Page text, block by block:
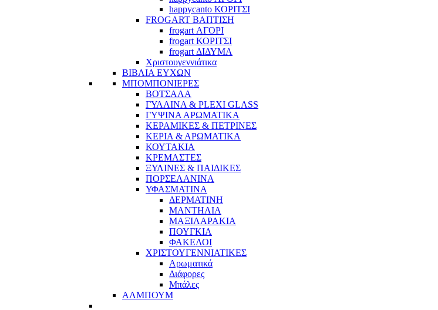
happycanto ΚΟΡΙΤΣΙ
FROGART ΒΑΠΤΙΣΗ
frogart ΑΓΟΡΙ
frogart ΚΟΡΙΤΣΙ
frogart ΔΙΔΥΜΑ
Χριστουγεννιάτικα
ΒΙΒΛΙΑ ΕΥΧΩΝ
ΜΠΟΜΠΟΝΙΕΡΕΣ
ΒΟΤΣΑΛΑ
ΓΥΑΛΙΝΑ & PLEXI GLASS
ΓΥΨΙΝΑ ΑΡΩΜΑΤΙΚΑ
ΚΕΡΑΜΙΚΕΣ & ΠΕΤΡΙΝΕΣ
ΚΕΡΙΑ & ΑΡΩΜΑΤΙΚΑ
ΚΟΥΤΑΚΙΑ
ΚΡΕΜΑΣΤΕΣ
ΞΥΛΙΝΕΣ & ΠΑΙΔΙΚΕΣ
ΠΟΡΣΕΛΑΝΙΝΑ
ΥΦΑΣΜΑΤΙΝA
ΔΕΡΜΑΤΙΝΗ
ΜΑΝΤΗΛΙΑ
ΜΑΞΙΛΑΡΑΚΙΑ
ΠΟΥΓΚΙΑ
ΦΑΚΕΛΟΙ
ΧΡΙΣΤΟΥΓΕΝΝΙΑΤΙΚΕΣ
Αρωματικά
Διάφορες
Μπάλες
ΑΛΜΠΟΥΜ